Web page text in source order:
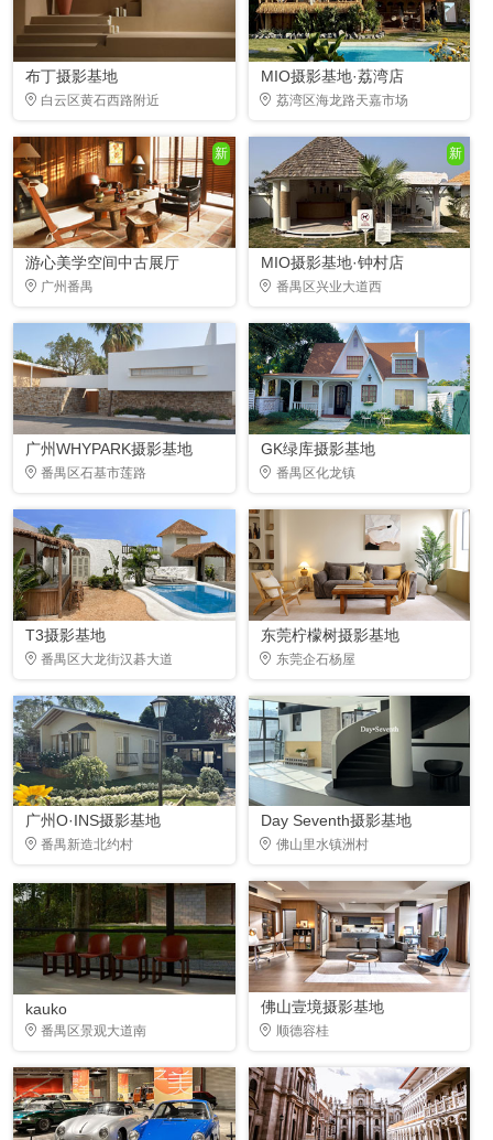
布丁摄影基地
白云区黄石西路附近
MIO摄影基地·荔湾店
荔湾区海龙路天嘉市场
新
游心美学空间中古展厅
广州番禺
新
MIO摄影基地·钟村店
番禺区兴业大道西
广州WHYPARK摄影基地
番禺区石基市莲路
GK绿库摄影基地
番禺区化龙镇
T3摄影基地
番禺区大龙街汉碁大道
东莞柠檬树摄影基地
东莞企石杨屋
广州O·INS摄影基地
番禺新造北约村
Day Seventh摄影基地
佛山里水镇洲村
kauko
番禺区景观大道南
佛山壹境摄影基地
顺德容桂